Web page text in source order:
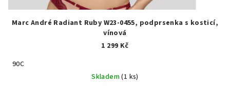
Marc André Radiant Ruby W23-0455, podprsenka s kosticí,
vínová
1 299 Kč
90C
Skladem(1 ks)